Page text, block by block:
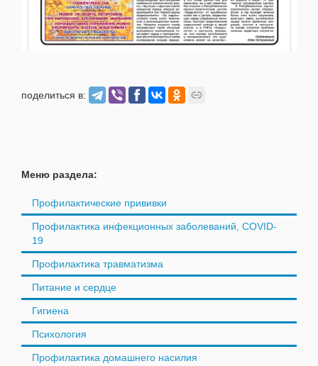
поделиться в:
Меню раздела:
Профилактические прививки
Профилактика инфекционных заболеваний, COVID-
19
Профилактика травматизма
Питание и сердце
Гигиена
Психология
Профилактика домашнего насилия